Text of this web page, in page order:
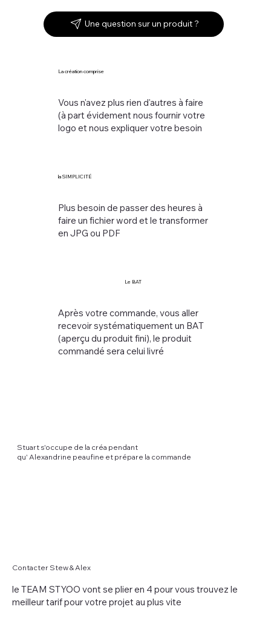
La création comprise
Vous n'avez plus rien d'autres à faire
(à part évidement nous fournir votre
logo et nous expliquer votre besoin
la SIMPLICITÉ
Plus besoin de passer des heures à
faire un fichier word et le transformer
en JPG ou PDF
Le BAT
Après votre commande, vous aller
recevoir systématiquement un BAT
(aperçu du produit fini), le produit
commandé sera celui livré
Stuart s'occupe de la créa pendant
qu' Alexandrine peaufine et prépare la commande
Une question sur un produit ?
Contacter Stew & Alex
le TEAM STYOO vont se plier en 4 pour vous trouvez le
meilleur tarif pour votre projet au plus vite